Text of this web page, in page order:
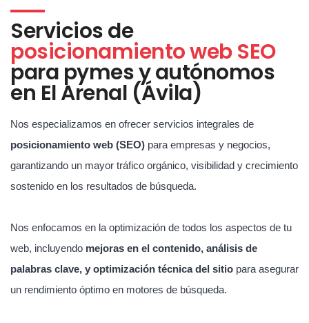
Servicios de
posicionamiento web SEO
para pymes y autónomos
en El Arenal (Ávila)
Nos especializamos en ofrecer servicios integrales de
posicionamiento web (SEO) para empresas y negocios,
garantizando un mayor tráfico orgánico, visibilidad y crecimiento
sostenido en los resultados de búsqueda.
Nos enfocamos en la optimización de todos los aspectos de tu
web, incluyendo mejoras en el contenido, análisis de
palabras clave, y optimización técnica del sitio para asegurar
un rendimiento óptimo en motores de búsqueda.